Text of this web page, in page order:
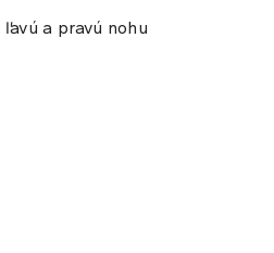
a pravú nohu